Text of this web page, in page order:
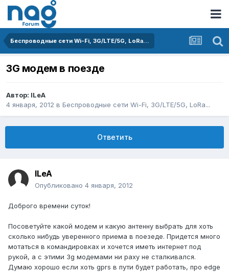
Беспроводные сети Wi-Fi, 3G/LTE/5G, LoRa...
3G модем в поезде
Автор: ILeA
4 января, 2012 в Беспроводные сети Wi-Fi, 3G/LTE/5G, LoRa...
Ответить
ILeA
Опубликовано 4 января, 2012
Доброго времени суток!
Посоветуйте какой модем и какую антенну выбрать для хоть
сколько нибудь уверенного приема в поезеде. Придется много
мотаться в командировках и хочется иметь интернет под
рукой, а с этими 3g модемами ни раху не сталкивался.
Думаю хорошо если хоть gprs в пути будет работать, про edge